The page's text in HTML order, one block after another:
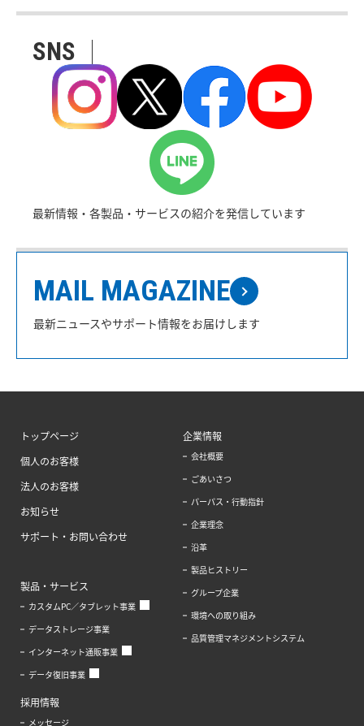
SNS
最新情報・各製品・サービスの紹介を発信しています
MAIL MAGAZINE
最新ニュースやサポート情報をお届けします
トップページ
個人のお客様
法人のお客様
お知らせ
サポート・お問い合わせ
製品・サービス
カスタムPC／タブレット事業
データストレージ事業
インターネット通販事業
データ復旧事業
企業情報
会社概要
ごあいさつ
パーパス・行動指針
企業理念
沿革
製品ヒストリー
グループ企業
環境への取り組み
品質管理マネジメントシステム
採用情報
メッセージ